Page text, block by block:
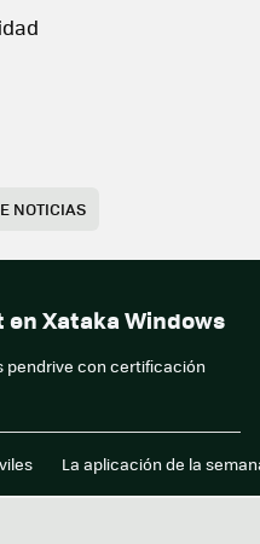
NOTICIAS
en Xataka Windows
pendrive con certificación
La aplicación de la